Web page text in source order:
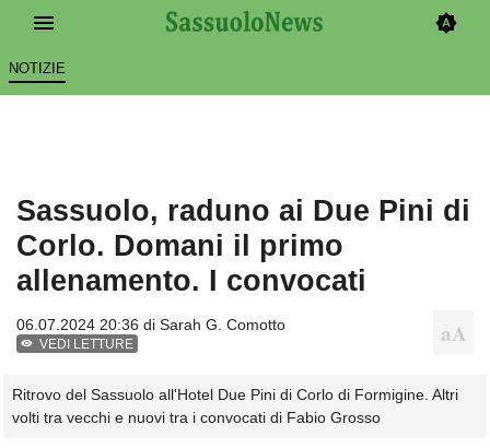
NOTIZIE
Sassuolo, raduno ai Due Pini di
Corlo. Domani il primo
allenamento. I convocati
06.07.2024 20:36 di Sarah G. Comotto
VEDI LETTURE
Ritrovo del Sassuolo all'Hotel Due Pini di Corlo di Formigine. Altri
volti tra vecchi e nuovi tra i convocati di Fabio Grosso